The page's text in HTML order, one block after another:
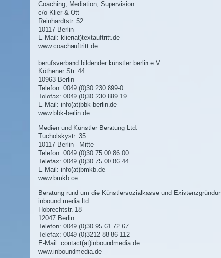
Coaching, Mediation, Supervision
c/o Klier & Ott
Reinhardtstr. 52
10117 Berlin
E-Mail: klier(at)textauftritt.de
www.coachauftritt.de
berufsverband bildender künstler berlin e.V.
Köthener Str. 44
10963 Berlin
Telefon: 0049 (0)30 230 899-0
Telefax: 0049 (0)30 230 899-19
E-Mail: info(at)bbk-berlin.de
www.bbk-berlin.de
Medien und Künstler Beratung Ltd.
Tucholskystr. 35
10117 Berlin - Mitte
Telefon: 0049 (0)30 75 00 86 00
Telefax: 0049 (0)30 75 00 86 44
E-Mail: info(at)bmkb.de
www.bmkb.de
Beratung rund um die Künstlersozialkasse und
inbound media ltd.
Hobrechtstr. 18
12047 Berlin
Telefon: 0049 (0)30 95 61 72 67
Telefax: 0049 (0)3212 88 86 112
E-Mail: contact(at)inboundmedia.de
www.inboundmedia.de